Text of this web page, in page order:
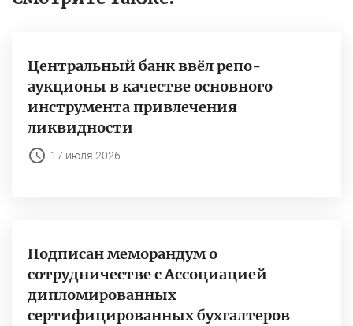
Центральный банк ввёл репо-
аукционы в качестве основного
инструмента привлечения
ликвидности
17 июля 2026
Подписан меморандум о
сотрудничестве с Ассоциацией
дипломированных
сертифицированных бухгалтеров